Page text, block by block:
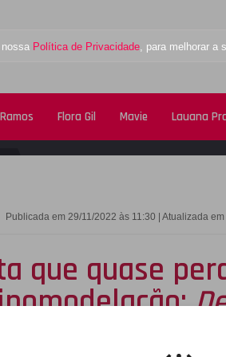
Política de Privacidade, para melhorar a
Flora Gil Mavie Lauana
Publicada em 29/11/2022 às 11:30 | Atualizada
que quase